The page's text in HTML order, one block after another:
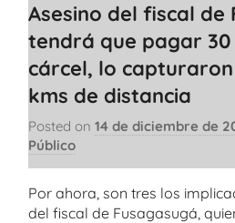
Asesino del fiscal de
tendrá que pagar 30
cárcel, lo
kms de distancia
Posted on 14 de diciembre de
Público
Por ahora, son tres los
del fiscal de Fusagasugá,